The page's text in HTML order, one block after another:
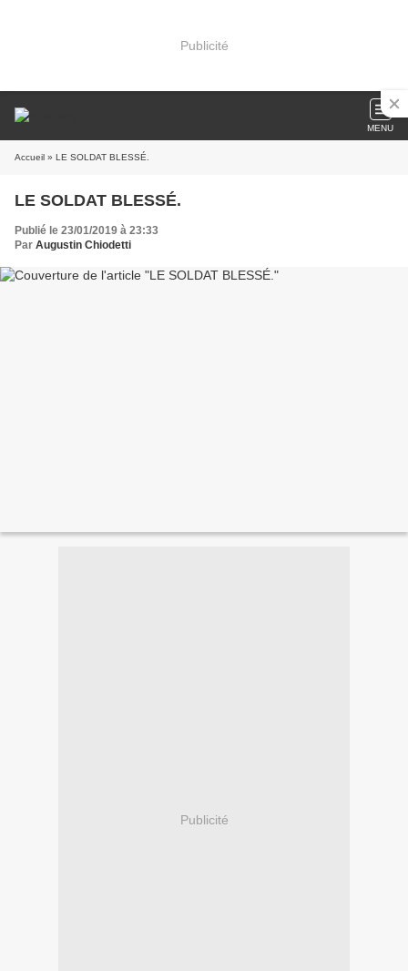
Publicité
MENU
Accueil » LE SOLDAT BLESSÉ.
LE SOLDAT BLESSÉ.
Publié le 23/01/2019 à 23:33
Par Augustin Chiodetti
Publicité